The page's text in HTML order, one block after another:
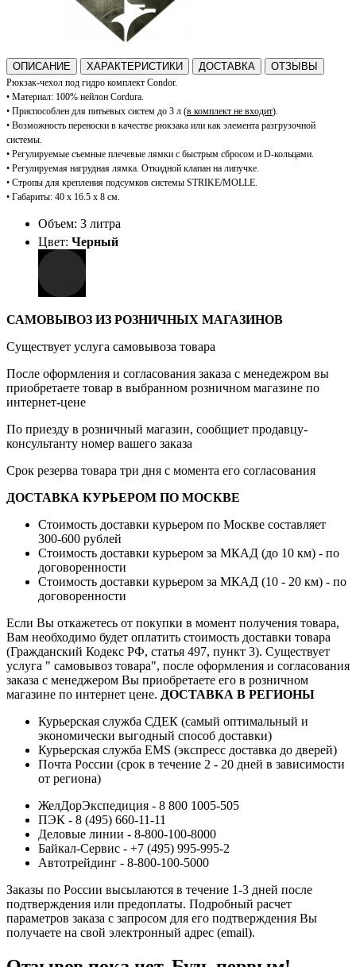
ОПИСАНИЕ ХАРАКТЕРИСТИКИ ДОСТАВКА ОТЗЫВЫ
Рюкзак-чехол под гидро комплект Condor.
• Материал: 100% нейлон Cordura.
• Приспособлен для питьевых систем до 3 л (в комплект не входит).
• Возможность переноски в качестве рюкзака или как элемента разгрузочной
системы.
• Регулируемые съемные плечевые лямки с быстрым сбросом и D-кольцами.
• Регулируемая нагрудная лямка. Откидной клапан на липучке.
• Стропы для крепления подсумков системы STRIKE/MOLLE.
• Габариты: 40 х 16.5 х 8 см.
Объем: 3 литра
Цвет: Черный
САМОВЫВОЗ ИЗ РОЗНИЧНЫХ МАГАЗИНОВ
Существует услуга самовывоза товара
После оформления и согласования заказа с менедежром вы
приобретаете товар в выбранном розничном магазине по
интернет-цене
По приезду в розничный магазин, сообщиет продавцу-
консультанту номер вашего заказа
Срок резерва товара три дня с момента его согласования
ДОСТАВКА КУРЬЕРОМ ПО МОСКВЕ
Стоимость доставки курьером по Москве составляет
300-600 рублей
Стоимость доставки курьером за МКАД (до 10 км) - по
договоренности
Стоимость доставки курьером за МКАД (10 - 20 км) - по
договоренности
Если Вы откажетесь от покупки в момент получения товара,
Вам необходимо будет оплатить стоимость доставки товара
(Гражданский Кодекс РФ, статья 497, пункт 3). Существует
услуга " самовывоз товара", после оформления и согласования
заказа с менеджером Вы приобретаете его в розничном
магазине по интернет цене. ДОСТАВКА В РЕГИОНЫ
Курьерская служба СДЕК (самый оптимальный и
экономически выгодный способ доставки)
Курьерская служба EMS (экспресс доставка до дверей)
Почта России (срок в течение 2 - 20 дней в зависимости
от региона)
ЖелДорЭкспедиция - 8 800 1005-505
ПЭК - 8 (495) 660-11-11
Деловые линии - 8-800-100-8000
Байкал-Сервис - +7 (495) 995-995-2
Автотрейдинг - 8-800-100-5000
Заказы по России высылаются в течение 1-3 дней после
подтверждения или предоплаты. Подробный расчет
параметров заказа с запросом для его подтверждения Вы
получаете на свой электронный адрес (email).